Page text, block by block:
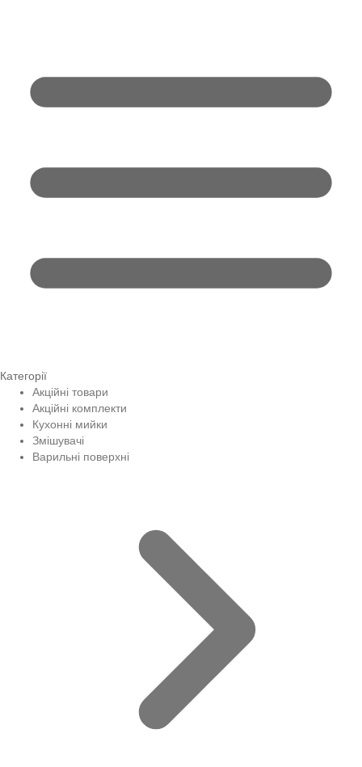
Категорії
Акційні товари
Акційні комплекти
Кухонні мийки
Змішувачі
Варильні поверхні